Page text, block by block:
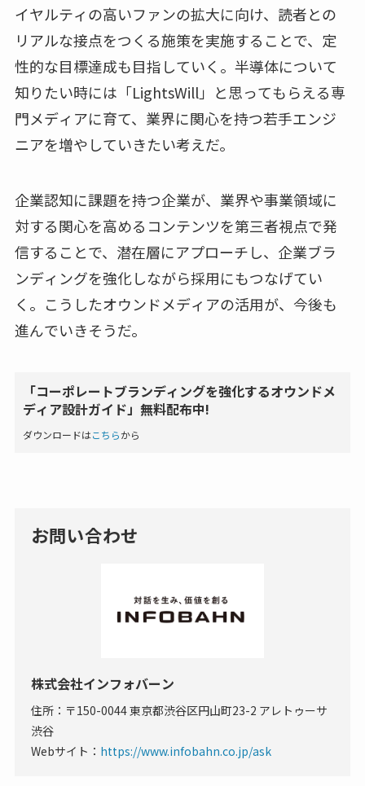
イヤルティの高いファンの拡大に向け、読者との
リアルな接点をつくる施策を実施することで、定
性的な目標達成も目指していく。半導体について
知りたい時には「LightsWill」と思ってもらえる専
門メディアに育て、業界に関心を持つ若手エンジ
ニアを増やしていきたい考えだ。
企業認知に課題を持つ企業が、業界や事業領域に
対する関心を高めるコンテンツを第三者視点で発
信することで、潜在層にアプローチし、企業ブラ
ンディングを強化しながら採用にもつなげてい
く。こうしたオウンドメディアの活用が、今後も
進んでいきそうだ。
「コーポレートブランディングを強化するオウンドメ
ディア設計ガイド」無料配布中!
ダウンロードはこちらから
お問い合わせ
株式会社インフォバーン
住所：〒150-0044 東京都渋谷区円山町23-2 アレトゥーサ
渋谷
Webサイト： https://www.infobahn.co.jp/ask